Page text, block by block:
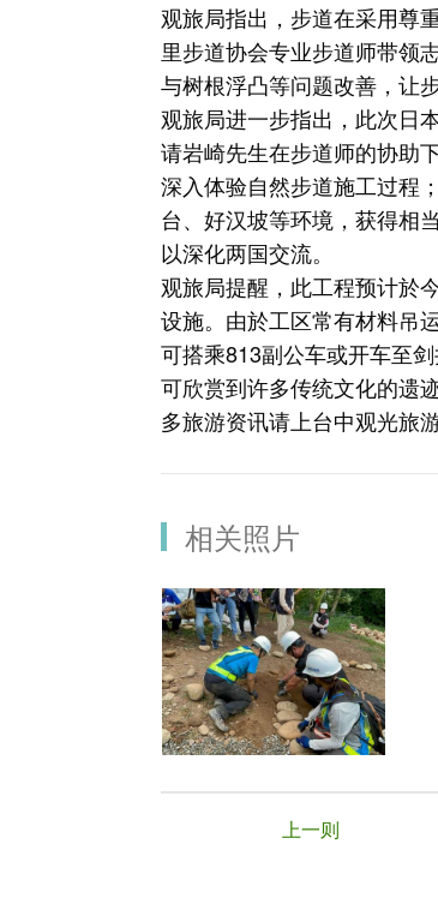
观旅局指出，步道在采用尊
里步道协会专业步道师带领
与树根浮凸等问题改善，让
观旅局进一步指出，此次日
请岩崎先生在步道师的协助
深入体验自然步道施工过程
台、好汉坡等环境，获得相
以深化两国交流。
观旅局提醒，此工程预计於
设施。由於工区常有材料吊
可搭乘813副公车或开车至
可欣赏到许多传统文化的遗
多旅游资讯请上台中观光旅
相关照片
上一则